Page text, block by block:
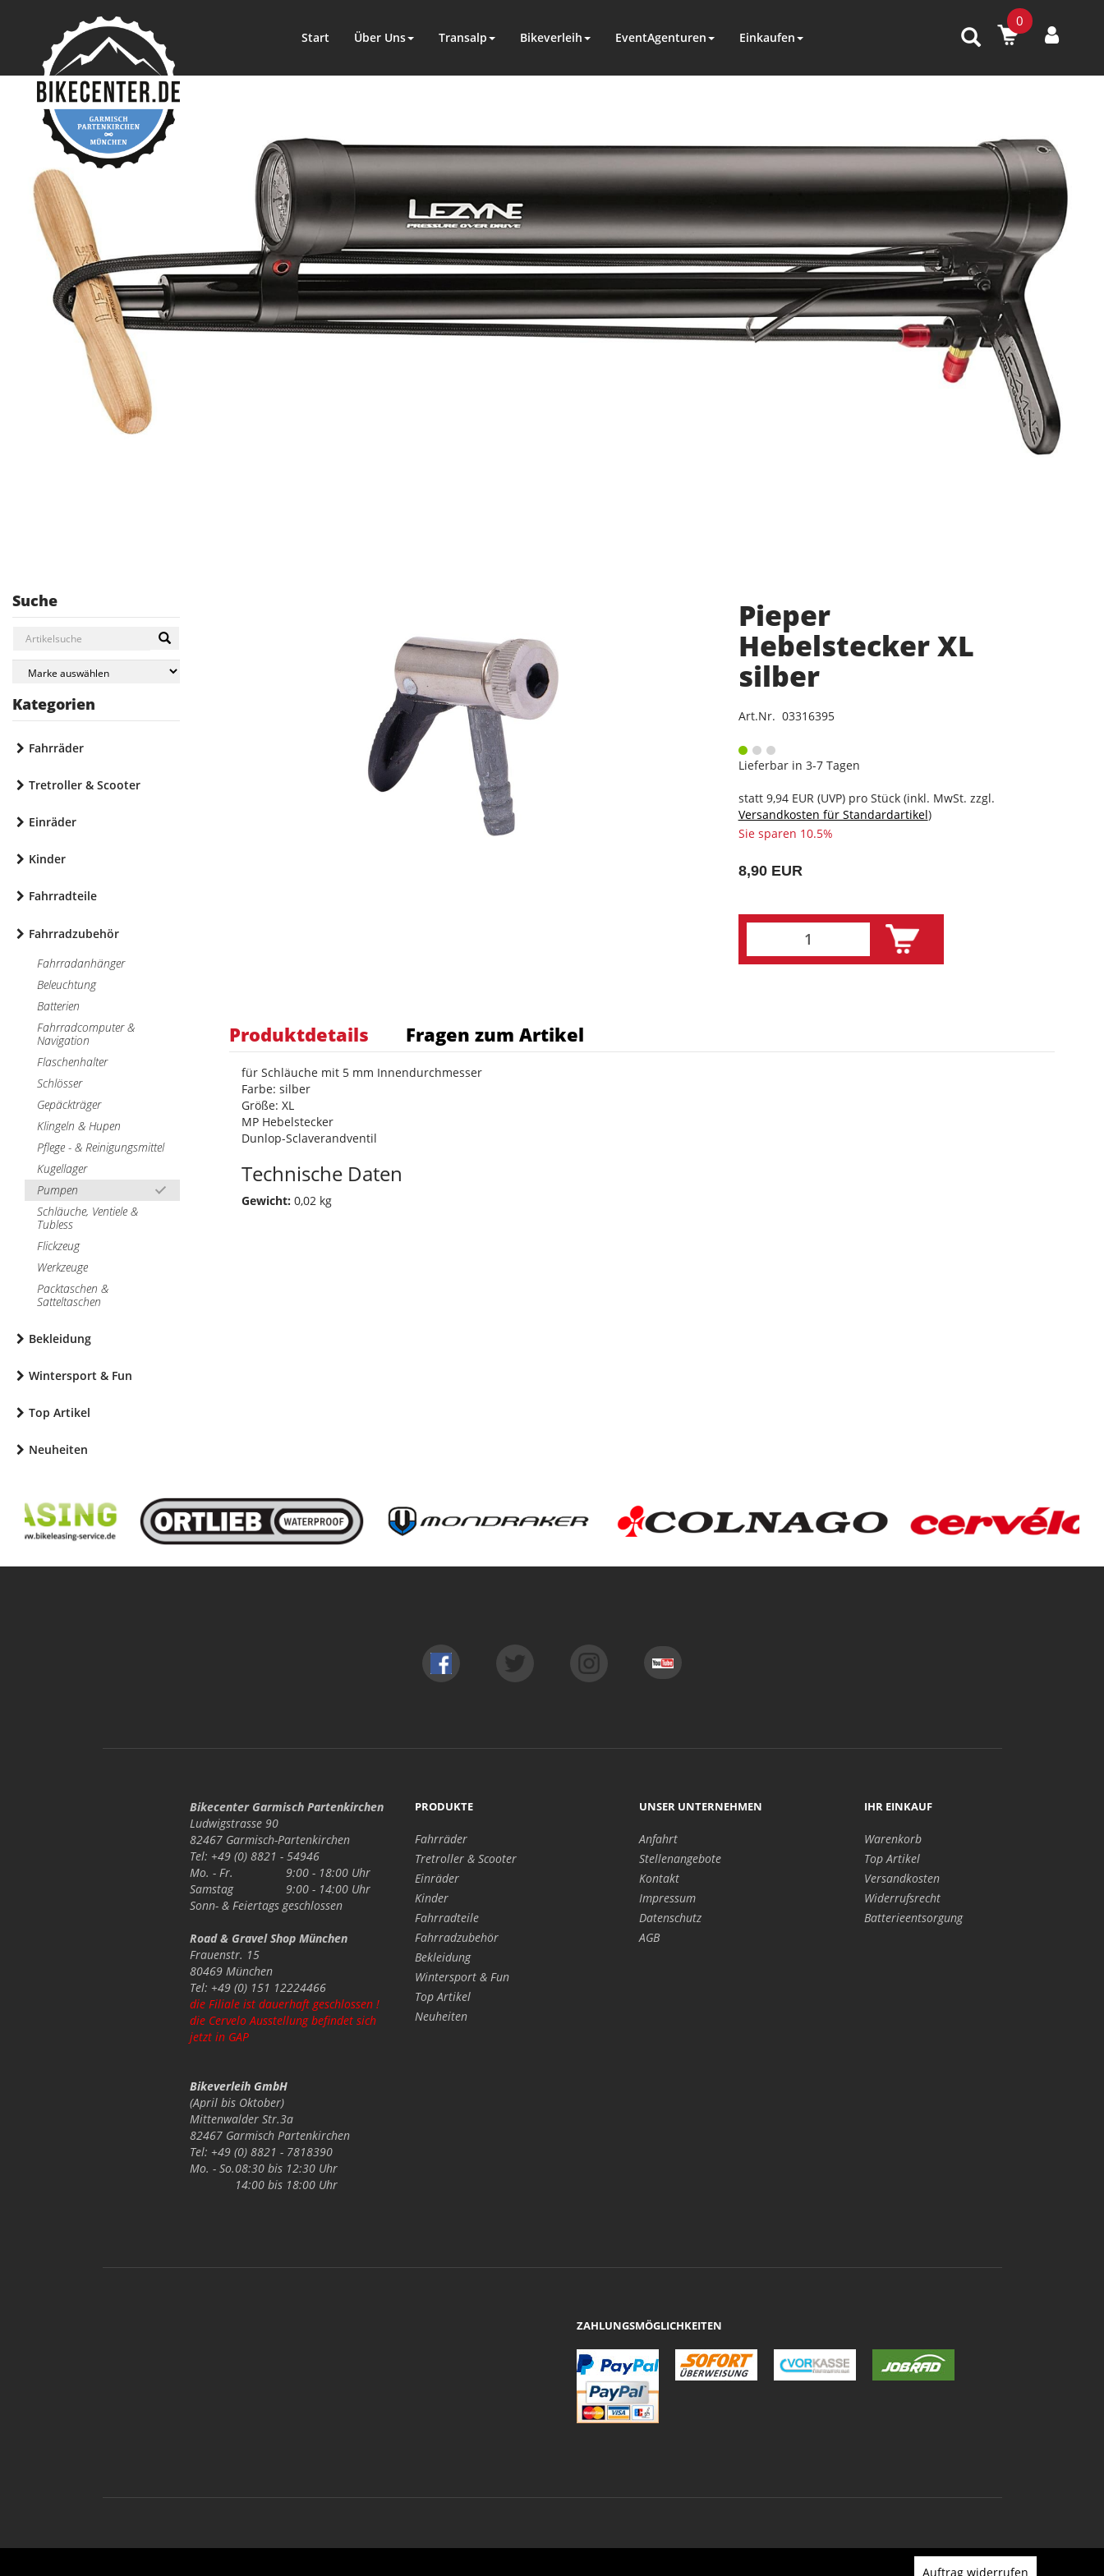
0
Start Über Uns Transalp Bikeverleih EventAgenturen Einkaufen
Suche
Kategorien
Fahrräder
Tretroller & Scooter
Einräder
Kinder
Fahrradteile
Fahrradzubehör
Fahrradanhänger
Beleuchtung
Batterien
Fahrradcomputer &
Navigation
Flaschenhalter
Schlösser
Gepäckträger
Klingeln & Hupen
Pflege - & Reinigungsmittel
Kugellager
Pumpen
Schläuche, Ventiele &
Tubless
Flickzeug
Werkzeuge
Packtaschen &
Satteltaschen
Bekleidung
Wintersport & Fun
Top Artikel
Neuheiten
Pieper
Hebelstecker XL
silber
Art.Nr. 03316395
Lieferbar in 3-7 Tagen
statt 9,94 EUR (UVP) pro Stück (inkl. MwSt. zzgl.
Versandkosten für Standardartikel)
Sie sparen 10.5%
8,90 EUR
Produktdetails Fragen zum Artikel
für Schläuche mit 5 mm Innendurchmesser
Farbe: silber
Größe: XL
MP Hebelstecker
Dunlop-Sclaverandventil
Technische Daten
Gewicht: 0,02 kg
Bikecenter Garmisch Partenkirchen
Ludwigstrasse 90
82467 Garmisch-Partenkirchen
Tel: +49 (0) 8821 - 54946
Mo. - Fr.
9:00 - 18:00 Uhr
Samstag
9:00 - 14:00 Uhr
Sonn- & Feiertagsgeschlossen
Road & Gravel Shop München
Frauenstr. 15
80469 München
Tel: +49 (0) 151 12224466
die Filiale ist dauerhaft geschlossen !
die Cervelo Ausstellung befindet sich
jetzt in GAP
Bikeverleih GmbH
(April bis Oktober)
Mittenwalder Str.3a
82467 Garmisch Partenkirchen
Tel: +49 (0) 8821 - 7818390
Mo. - So.08:30 bis 12:30 Uhr
14:00 bis 18:00 Uhr
PRODUKTE
Fahrräder
Tretroller & Scooter
Einräder
Kinder
Fahrradteile
Fahrradzubehör
Bekleidung
Wintersport & Fun
Top Artikel
Neuheiten
UNSER UNTERNEHMEN
Anfahrt
Stellenangebote
Kontakt
Impressum
Datenschutz
AGB
IHR EINKAUF
Warenkorb
Top Artikel
Versandkosten
Widerrufsrecht
Batterieentsorgung
ZAHLUNGSMÖGLICHKEITEN
Auftrag widerrufen